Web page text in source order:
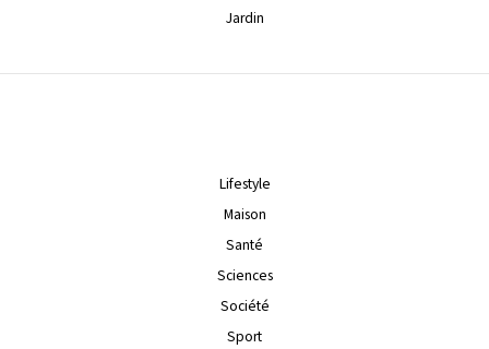
Jardin
Lifestyle
Maison
Santé
Sciences
Société
Sport